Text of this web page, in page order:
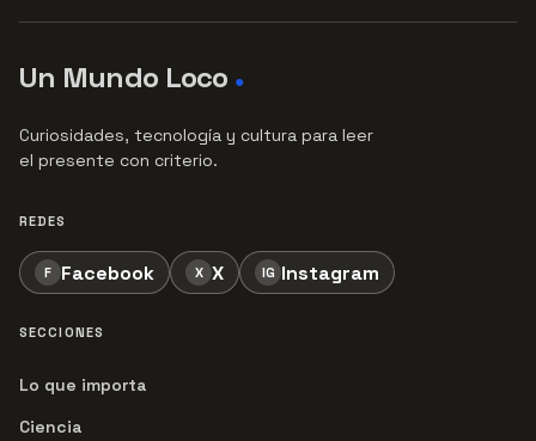
Un Mundo Loco ●
Curiosidades, tecnología y cultura para leer
el presente con criterio.
REDES
F Facebook X X IG Instagram
SECCIONES
Lo que importa
Ciencia